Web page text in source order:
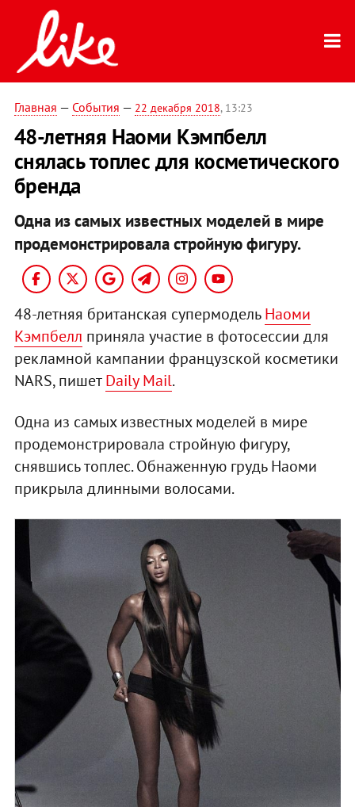
Главная — События — 22 декабря 2018, 13:23
48-летняя Наоми Кэмпбелл
снялась топлес для косметического
бренда
Одна из самых известных моделей в мире
продемонстрировала стройную фигуру.
48-летняя британская супермодельНаоми
Кэмпбелл приняла участие в фотосессии для
рекламной кампании французской косметики
NARS, пишетDaily Mail.
Одна из самых известных моделей в мире
продемонстрировала стройную фигуру,
снявшись топлес. Обнаженную грудь Наоми
прикрыла длинными волосами.